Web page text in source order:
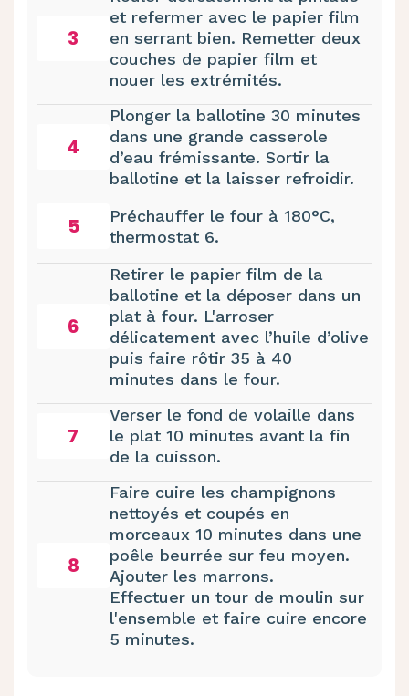
3
et refermer avec le papier film
en serrant bien. Remetter deux
couches de papier film et
nouer les extrémités.
4
Plonger la ballotine 30 minutes
dans une grande casserole
d’eau frémissante. Sortir la
ballotine et la laisser refroidir.
5
Préchauffer le four à 180°C,
thermostat 6.
6
Retirer le papier film de la
ballotine et la déposer dans un
plat à four. L'arroser
délicatement avec l’huile d’olive
puis faire rôtir 35 à 40
minutes dans le four.
7
Verser le fond de volaille dans
le plat 10 minutes avant la fin
de la cuisson.
8
Faire cuire les champignons
nettoyés et coupés en
morceaux 10 minutes dans une
poêle beurrée sur feu moyen.
Ajouter les marrons.
Effectuer un tour de moulin sur
l'ensemble et faire cuire encore
5 minutes.